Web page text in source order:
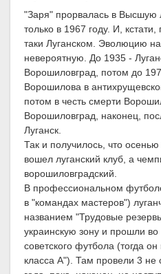
"Заря" прорвалась в Высшую
только в 1967 году. И,
таки Луганском. Эволюцию
невероятную. До 1935 -
Ворошиловград, потом до
Ворошилова в
потом в честь смерти
Ворошиловград, наконец,
Луганск.
Так и получилось, что
вошел луганский клуб, а
ворошиловградский.
В профессиональном
в "командах мастеров")
названием "Трудовые
украинскую зону и прошли во
советского футбола (тогда
класса А"). Там провели 3